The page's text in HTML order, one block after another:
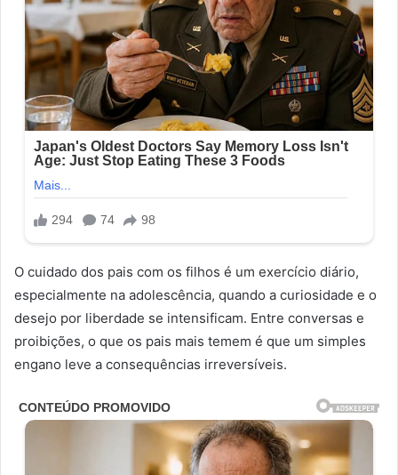
O cuidado dos pais com os filhos é um exercício diário,
especialmente na adolescência, quando a curiosidade e o
desejo por liberdade se intensificam. Entre conversas e
proibições, o que os pais mais temem é que um simples
engano leve a consequências irreversíveis.